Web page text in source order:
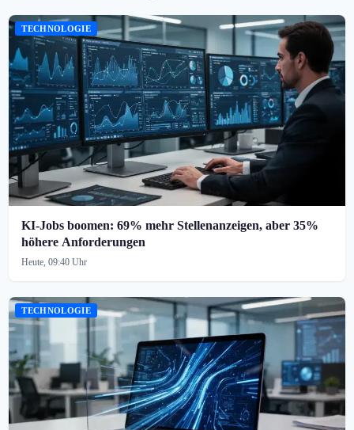
TECHNOLOGIE
KI-Jobs boomen: 69% mehr Stellenanzeigen, aber 35%
höhere Anforderungen
Heute, 09:40 Uhr
TECHNOLOGIE